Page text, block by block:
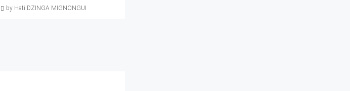
by Hati DZINGA MIGNONGUI